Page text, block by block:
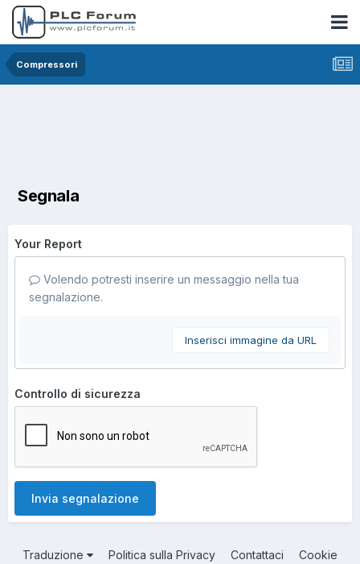
Compressori
Segnala
Your Report
Volendo potresti inserire un messaggio nella tua
segnalazione.
Inserisci immagine da URL
Controllo di sicurezza
Invia segnalazione
Traduzione Politica sulla Privacy Contattaci Cookie